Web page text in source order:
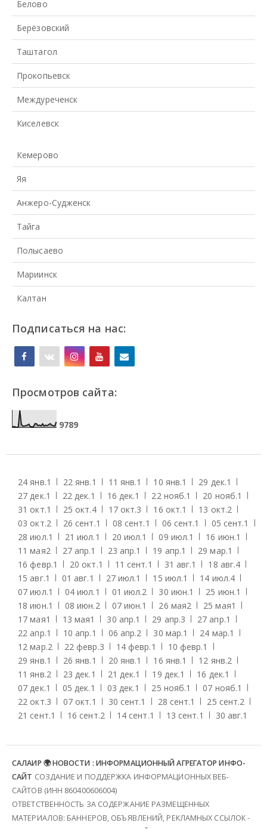
Белово
Берёзовский
Таштагол
Прокопьевск
Междуреченск
Киселевск
Кемерово
Яя
Анжеро-Судженск
Тайга
Полысаево
Мариинск
Калтан
Подписаться на нас:
Просмотров сайта:
9789
24 янв.1 22 янв.1 11 янв.1 10 янв.1 29 дек.1
27 дек.1 22 дек.1 16 дек.1 22 нояб.1 20 нояб.1
31 окт.1 25 окт.4 17 окт.3 16 окт.1 13 окт.2
03 окт.2 26 сент.1 08 сент.1 06 сент.1 05 сент.1
28 июл.1 21 июл.1 20 июл.1 09 июл.1 16 июн.1
11 мая2 27 апр.1 23 апр.1 19 апр.1 29 мар.1
16 февр.1 20 окт.1 11 сент.1 31 авг.1 18 авг.4
15 авг.1 01 авг.1 27 июл.1 15 июл.1 14 июл.4
07 июл.1 04 июл.1 01 июл.2 30 июн.1 25 июн.1
18 июн.1 08 июн.2 07 июн.1 26 мая2 25 мая1
17 мая1 13 мая1 30 апр.1 29 апр.3 27 апр.1
22 апр.1 10 апр.1 06 апр.2 30 мар.1 24 мар.1
12 мар.2 22 февр.3 14 февр.1 10 февр.1
29 янв.1 26 янв.1 20 янв.1 16 янв.1 12 янв.2
11 янв.2 23 дек.1 21 дек.1 19 дек.1 16 дек.1
07 дек.1 05 дек.1 03 дек.1 25 нояб.1 07 нояб.1
22 окт.3 07 окт.1 30 сент.1 28 сент.1 25 сент.2
21 сент.1 16 сент.2 14 сент.1 13 сент.1 30 авг.1
САЛАИР 🌍 НОВОСТИ : ИНФОРМАЦИОННЫЙ АГРЕГАТОР ИНФО-
САЙТ СОЗДАНИЕ И ПОДДЕРЖКА ИНФОРМАЦИОННЫХ ВЕБ-
САЙТОВ (ИНН 860400606004)
ОТВЕТСТВЕННОСТЬ ЗА СОДЕРЖАНИЕ РАЗМЕЩЕННЫХ
МАТЕРИАЛОВ: БАННЕРОВ, ОБЪЯВЛЕНИЙ, РЕКЛАМНЫХ ССЫЛОК -